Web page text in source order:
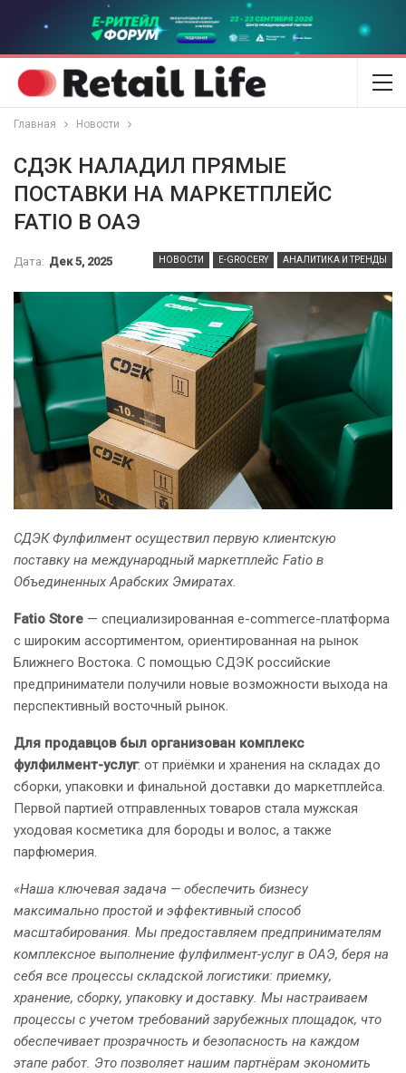
Главная Новости
СДЭК НАЛАДИЛ ПРЯМЫЕ
ПОСТАВКИ НА МАРКЕТПЛЕЙС
FATIO В ОАЭ
НОВОСТИ E-GROCERY АНАЛИТИКА И ТРЕНДЫ
Дата: Дек 5, 2025
СДЭК Фулфилмент осуществил первую клиентскую
поставку на международный маркетплейс Fatio в
Объединенных Арабских Эмиратах.
Fatio Store — специализированная e-commerce-платформа
с широким ассортиментом, ориентированная на рынок
Ближнего Востока. С помощью СДЭК российские
предприниматели получили новые возможности выхода на
перспективный восточный рынок.
Для продавцов был организован комплекс
фулфилмент-услуг: от приёмки и хранения на складах до
сборки, упаковки и финальной доставки до маркетплейса.
Первой партией отправленных товаров стала мужская
уходовая косметика для бороды и волос, а также
парфюмерия.
«Наша ключевая задача — обеспечить бизнесу
максимально простой и эффективный способ
масштабирования. Мы предоставляем предпринимателям
комплексное выполнение фулфилмент-услуг в ОАЭ, беря на
себя все процессы складской логистики: приемку,
хранение, сборку, упаковку и доставку. Мы настраиваем
процессы с учетом требований зарубежных площадок, что
обеспечивает прозрачность и безопасность на каждом
этапе работ. Это позволяет нашим партнёрам экономить